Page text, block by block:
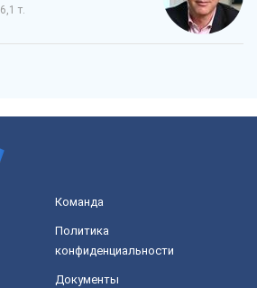
6,1 т.
Команда
Политика
конфиденциальности
Документы